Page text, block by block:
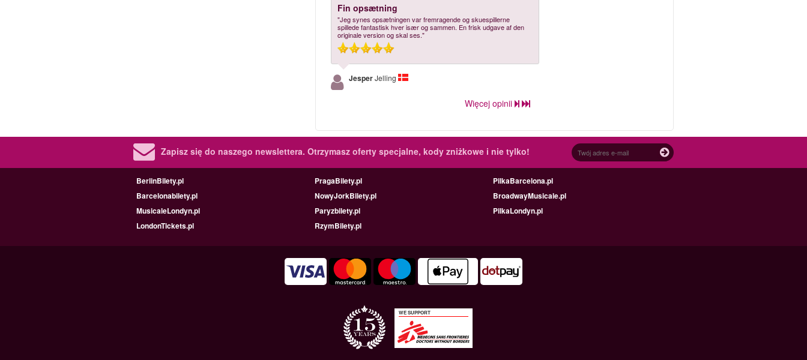
Fin opsætning
"Jeg synes opsætningen var fremragende og skuespillerne
spillede fantastisk hver især og sammen. En frisk udgave af den
originale version og skal ses."
JesperJelling
Więcej opinii
Zapisz się do naszego newslettera. Otrzymasz oferty specjalne, kody zniżkowe i nie tylko!
BerlinBilety.pl PragaBilety.pl
PilkaBarcelona.pl
Barcelonabilety.pl
NowyJorkBilety.pl
BroadwayMusicale.pl
MusicaleLondyn.pl
Paryzbilety.pl
PilkaLondyn.pl
LondonTickets.pl
RzymBilety.pl
WE SUPPORT